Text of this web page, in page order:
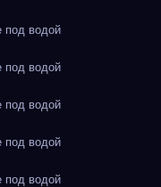
водой
водой
водой
водой
водой